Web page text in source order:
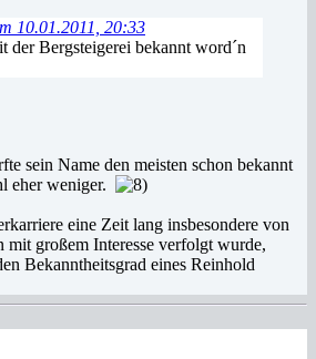
10.01.2011, 20:33
der Bergsteigerei bekannt word´n
sein Name den meisten schon bekannt
eher weniger.
eine Zeit lang insbesondere von
mit großem Interesse verfolgt wurde,
Bekanntheitsgrad eines Reinhold